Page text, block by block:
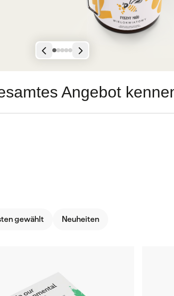
Angebot
gewählt Neuheiten